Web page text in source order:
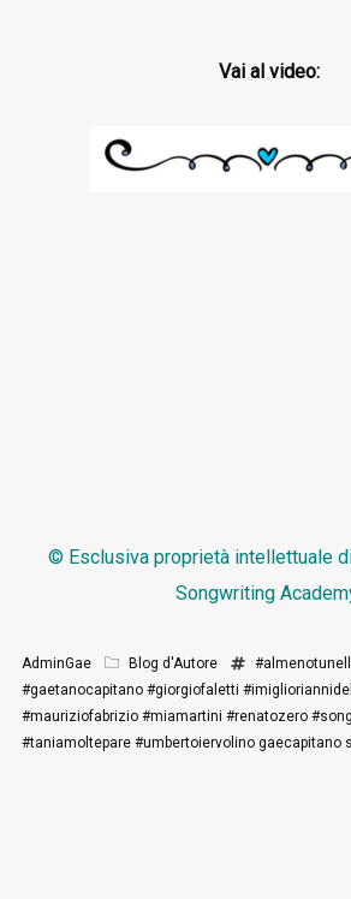
Vai al video:
© Esclusiva proprietà intellettuale
Songwriting
AdminGae Blog d'Autore
#gaetanocapitano #giorgiofaletti
#mauriziofabrizio #miamartini #renatozero #song
#taniamoltepare #umbertoiervolino gaecapitano